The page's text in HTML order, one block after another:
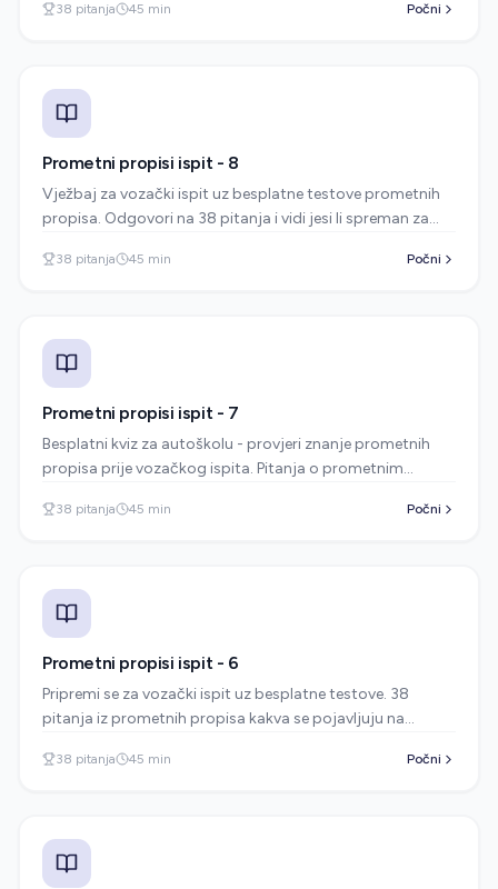
38 pitanja 45 min Počni
Prometni propisi ispit - 8
Vježbaj za vozački ispit uz besplatne testove prometnih
propisa. Odgovori na 38 pitanja i vidi jesi li spreman za
38 pitanja 45 min Počni
Prometni propisi ispit - 7
Besplatni kviz za autoškolu - provjeri znanje prometnih
propisa prije vozačkog ispita. Pitanja o prometnim
38 pitanja 45 min Počni
Prometni propisi ispit - 6
Pripremi se za vozački ispit uz besplatne testove. 38
pitanja iz prometnih propisa kakva se pojavljuju na
38 pitanja 45 min Počni